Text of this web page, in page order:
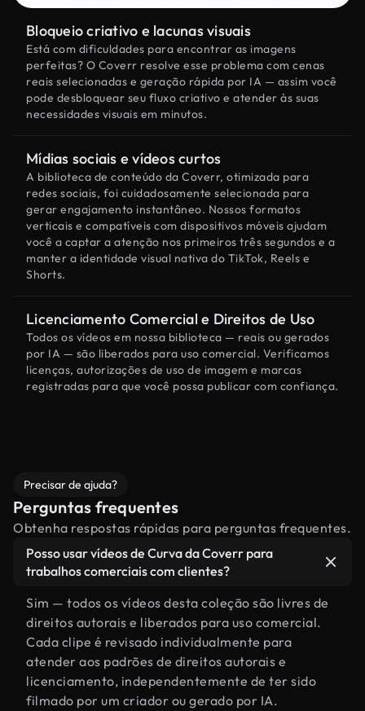
Bloqueio criativo e lacunas visuais
Está com dificuldades para encontrar as imagens
perfeitas? O Coverr resolve esse problema com cenas
reais selecionadas e geração rápida por IA — assim você
pode desbloquear seu fluxo criativo e atender às suas
necessidades visuais em minutos.
Mídias sociais e vídeos curtos
A biblioteca de conteúdo da Coverr, otimizada para
redes sociais, foi cuidadosamente selecionada para
gerar engajamento instantâneo. Nossos formatos
verticais e compatíveis com dispositivos móveis ajudam
você a captar a atenção nos primeiros três segundos e a
manter a identidade visual nativa do TikTok, Reels e
Shorts.
Licenciamento Comercial e Direitos de Uso
Todos os vídeos em nossa biblioteca — reais ou gerados
por IA — são liberados para uso comercial. Verificamos
licenças, autorizações de uso de imagem e marcas
registradas para que você possa publicar com confiança.
Precisar de ajuda?
Perguntas frequentes
Obtenha respostas rápidas para perguntas frequentes.
Posso usar vídeos de Curva da Coverr para
trabalhos comerciais com clientes?
Sim — todos os vídeos desta coleção são livres de
direitos autorais e liberados para uso comercial.
Cada clipe é revisado individualmente para
atender aos padrões de direitos autorais e
licenciamento, independentemente de ter sido
filmado por um criador ou gerado por IA.